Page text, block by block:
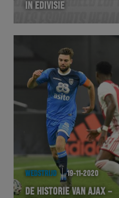
IN EDIVISIE
WEDSTRIJD 19-11-2020
DE HISTORIE VAN AJAX –